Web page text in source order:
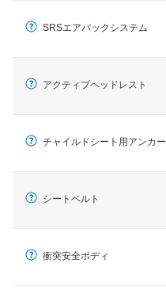
SRSエアバックシステム
アクティブヘッドレスト
チャイルドシート用アンカー
シートベルト
衝突安全ボディ